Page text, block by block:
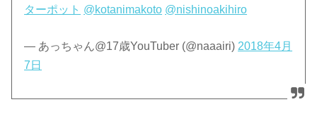
ターポット @kotanimakoto @nishinoakihiro
— あっちゃん@17歳YouTuber (@naaairi) 2018年4月
7日